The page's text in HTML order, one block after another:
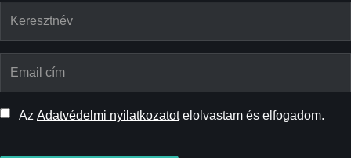
Az Adatvédelmi nyilatkozatotelolvastam és elfogadom.